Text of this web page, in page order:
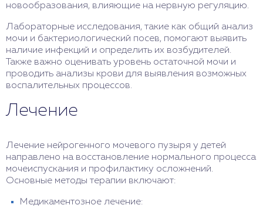
новообразования, влияющие на нервную регуляцию.
Лабораторные исследования, такие как общий анализ
мочи и бактериологический посев, помогают выявить
наличие инфекций и определить их возбудителей.
Также важно оценивать уровень остаточной мочи и
проводить анализы крови для выявления возможных
воспалительных процессов.
Лечение
Лечение нейрогенного мочевого пузыря у детей
направлено на восстановление нормального процесса
мочеиспускания и профилактику осложнений.
Основные методы терапии включают:
Медикаментозное лечение: